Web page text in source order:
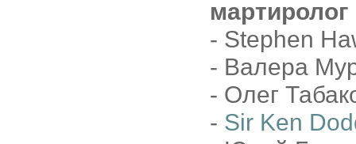
мартиролог
- Stephen
- Валера
- Олег
- Sir Ken